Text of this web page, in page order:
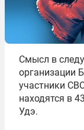
Смысл в
организации
участники
находятся в
Удэ.